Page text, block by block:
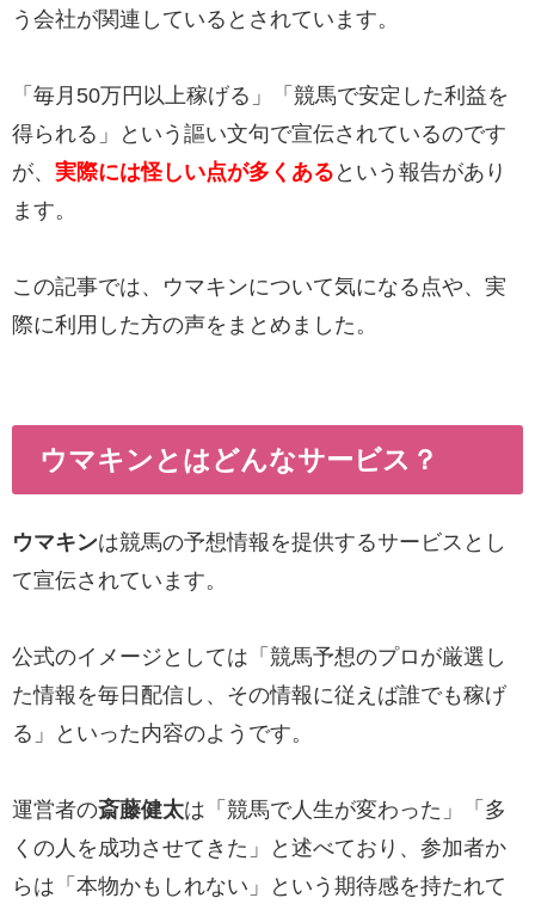
う会社が関連しているとされています。
「毎月50万円以上稼げる」「競馬で安定した利益を
得られる」という謳い文句で宣伝されているのです
が、 実際には怪しい点が多くある という報告があり
ます。
この記事では、ウマキンについて気になる点や、実
際に利用した方の声をまとめました。
ウマキンとはどんなサービス？
ウマキンは競馬の予想情報を提供するサービスとし
て宣伝されています。
公式のイメージとしては「競馬予想のプロが厳選し
た情報を毎日配信し、その情報に従えば誰でも稼げ
る」といった内容のようです。
運営者の斎藤健太は「競馬で人生が変わった」「多
くの人を成功させてきた」と述べており、参加者か
らは「本物かもしれない」という期待感を持たれて